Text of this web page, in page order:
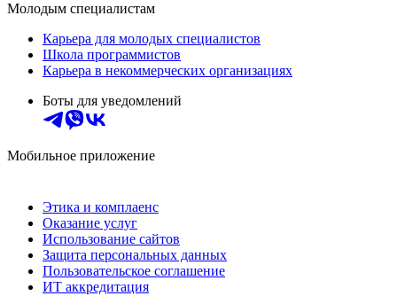
Молодым специалистам
Карьера для молодых специалистов
Школа программистов
Карьера в некоммерческих организациях
Боты для уведомлений
Мобильное приложение
Этика и комплаенс
Оказание услуг
Использование сайтов
Защита персональных данных
Пользовательское соглашение
ИТ аккредитация